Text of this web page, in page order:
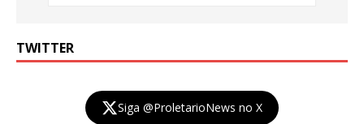
TWITTER
Siga @ProletarioNews no X